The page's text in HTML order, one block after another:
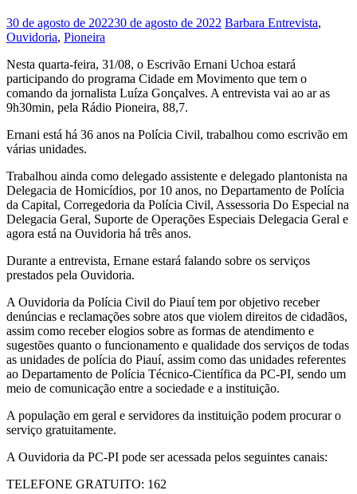
30 de agosto de 202230 de agosto de 2022 Barbara Entrevista,
Ouvidoria, Pioneira
Nesta quarta-feira, 31/08, o Escrivão Ernani Uchoa estará
participando do programa Cidade em Movimento que tem o
comando da jornalista Luíza Gonçalves. A entrevista vai ao ar as
9h30min, pela Rádio Pioneira, 88,7.
Ernani está há 36 anos na Polícia Civil, trabalhou como escrivão em
várias unidades.
Trabalhou ainda como delegado assistente e delegado plantonista na
Delegacia de Homicídios, por 10 anos, no Departamento de Polícia
da Capital, Corregedoria da Polícia Civil, Assessoria Do Especial na
Delegacia Geral, Suporte de Operações Especiais Delegacia Geral e
agora está na Ouvidoria há três anos.
Durante a entrevista, Ernane estará falando sobre os serviços
prestados pela Ouvidoria.
A Ouvidoria da Polícia Civil do Piauí tem por objetivo receber
denúncias e reclamações sobre atos que violem direitos de cidadãos,
assim como receber elogios sobre as formas de atendimento e
sugestões quanto o funcionamento e qualidade dos serviços de todas
as unidades de polícia do Piauí, assim como das unidades referentes
ao Departamento de Polícia Técnico-Científica da PC-PI, sendo um
meio de comunicação entre a sociedade e a instituição.
A população em geral e servidores da instituição podem procurar o
serviço gratuitamente.
A Ouvidoria da PC-PI pode ser acessada pelos seguintes canais:
TELEFONE GRATUITO: 162